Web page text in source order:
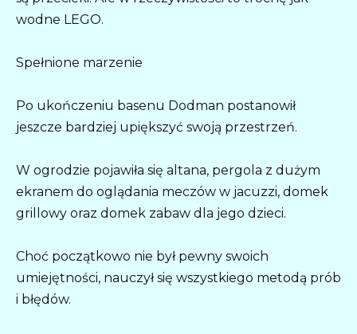
wodne LEGO.
Spełnione marzenie
Po ukończeniu basenu Dodman postanowił
jeszcze bardziej upiększyć swoją przestrzeń.
W ogrodzie pojawiła się altana, pergola z dużym
ekranem do oglądania meczów w jacuzzi, domek
grillowy oraz domek zabaw dla jego dzieci.
Choć początkowo nie był pewny swoich
umiejętności, nauczył się wszystkiego metodą prób
i błędów.